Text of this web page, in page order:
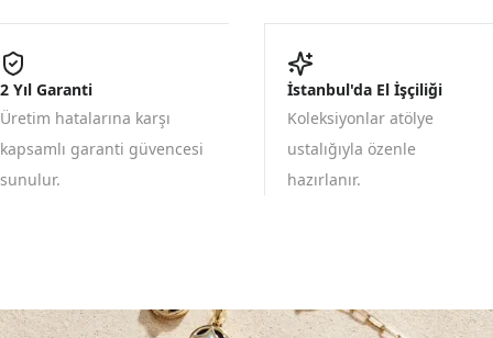
2 Yıl Garanti
Üretim hatalarına karşı
kapsamlı garanti güvencesi
sunulur.
İstanbul'da El İşçiliği
Koleksiyonlar atölye
ustalığıyla özenle
hazırlanır.